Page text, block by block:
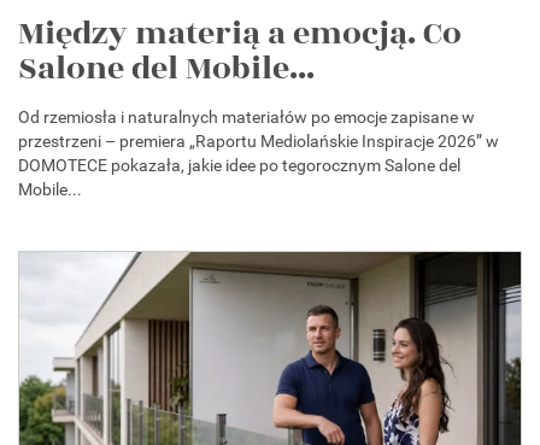
Między materią a emocją. Co
Salone del Mobile...
Od rzemiosła i naturalnych materiałów po emocje zapisane w
przestrzeni – premiera „Raportu Mediolańskie Inspiracje 2026” w
DOMOTECE pokazała, jakie idee po tegorocznym Salone del
Mobile...